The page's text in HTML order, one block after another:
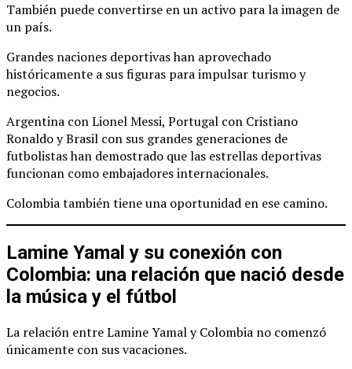
También puede convertirse en un activo para la imagen de
un país.
Grandes naciones deportivas han aprovechado
históricamente a sus figuras para impulsar turismo y
negocios.
Argentina con Lionel Messi, Portugal con Cristiano
Ronaldo y Brasil con sus grandes generaciones de
futbolistas han demostrado que las estrellas deportivas
funcionan como embajadores internacionales.
Colombia también tiene una oportunidad en ese camino.
Lamine Yamal y su conexión con
Colombia: una relación que nació desde
la música y el fútbol
La relación entre Lamine Yamal y Colombia no comenzó
únicamente con sus vacaciones.